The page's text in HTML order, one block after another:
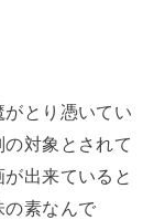
とり憑いてい
対象とされて
出来ていると
の素なんで